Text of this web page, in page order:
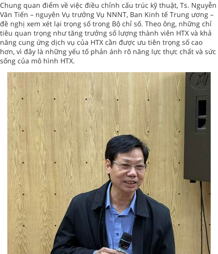
Chung quan điểm về việc điều chỉnh cấu trúc kỹ thuật, Ts. Nguyễn
Văn Tiến – nguyên Vụ trưởng Vụ NNNT, Ban Kinh tế Trung ương –
đề nghị xem xét lại trọng số trong Bộ chỉ số. Theo ông, những chỉ
tiêu quan trọng như tăng trưởng số lượng thành viên HTX và khả
năng cung ứng dịch vụ của HTX cần được ưu tiên trọng số cao
hơn, vì đây là những yếu tố phản ánh rõ năng lực thực chất và sức
sống của mô hình HTX.